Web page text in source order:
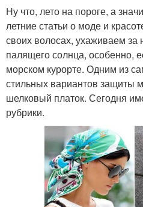
Ну что, лето на пороге, а
летние статьи о моде и
своих волосах, ухаживаем
палящего солнца, особенно,
морском курорте. Одним из
стильных вариантов защиты
шелковый платок. Сегодня
рубрики.